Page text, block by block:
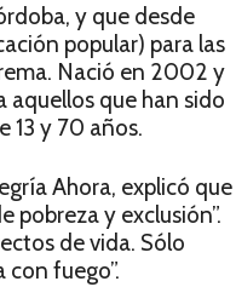
y que desde
popular) para las
Nació en 2002 y
aquellos que han sido
13 y 70 años.
Ahora, explicó que
pobreza y exclusión”.
de vida. Sólo
fuego”.